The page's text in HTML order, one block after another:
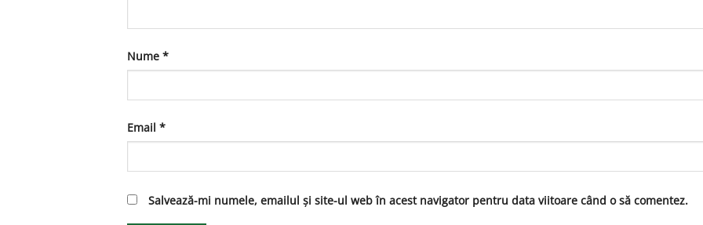
Nume *
Email *
Salvează-mi numele, emailul și site-ul web în acest navigator pentru data viitoare când o să comentez.